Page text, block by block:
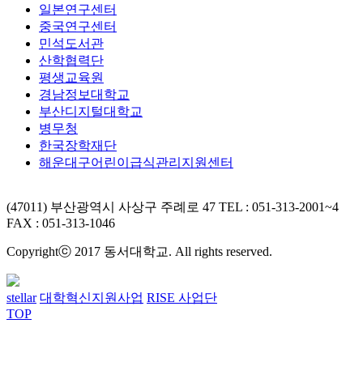
일본연구센터
중국연구센터
민석도서관
산학협력단
평생교육원
경남정보대학교
부산디지털대학교
병무청
한국장학재단
해운대구어린이급식관리지원센터
(47011) 부산광역시 사상구 주례로 47 TEL : 051-313-2001~4
FAX : 051-313-1046
Copyrightⓒ 2017 동서대학교. All rights reserved.
stellar 대학혁신지원사업 RISE 사업단
TOP